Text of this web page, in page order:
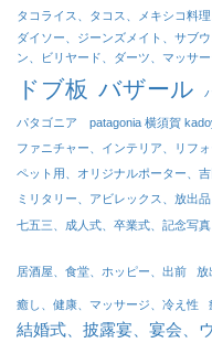
タコライス、タコス、メキシコ料
ダイソー、ジーンズメイト、サブ
ン、ビリヤード、ダーツ、マッサ
ドブ板 バザール
パタゴニア patagonia 横須賀
ファニチャー、インテリア、リフ
ペット用、オリジナルポーター、
ミリタリー、アビレックス、放出
七五三、成人式、卒業式、記念写
居酒屋、食堂、ホッピー、出前 放
癒し、健康、マッサージ、冷え性
結婚式、披露宴、宴会、